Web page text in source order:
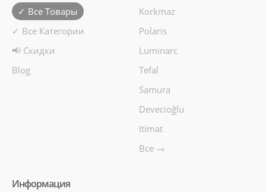
✓ Все Товары
✓ Все Категории
📢 Скидки
Blog
Korkmaz
Polaris
Luminarc
Tefal
Samura
Devecioğlu
Itimat
Все →
Информация